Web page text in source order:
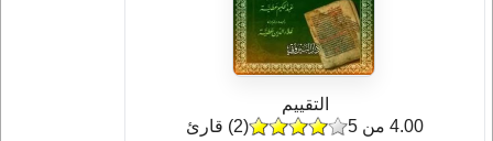
التقييم
(
2) قارئ 4.00 من 5